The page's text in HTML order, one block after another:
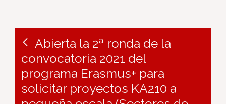
Abierta la 2ª ronda de la
convocatoria 2021 del
programa Erasmus+ para
solicitar proyectos KA210 a